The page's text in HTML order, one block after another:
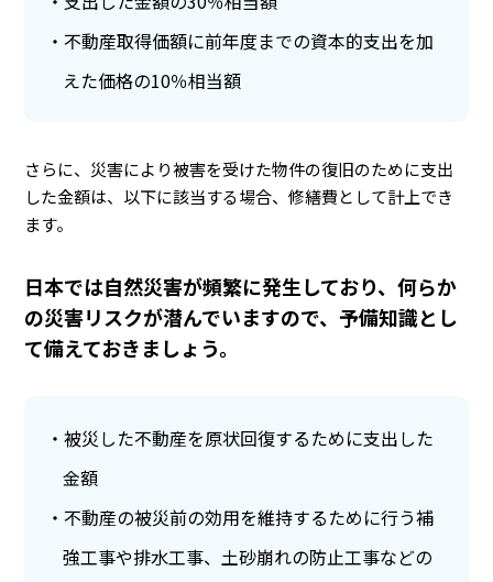
不動産取得価額に前年度までの資本的支出を加
えた価格の10％相当額
さらに、災害により被害を受けた物件の復旧のために支出
した金額は、以下に該当する場合、修繕費として計上でき
ます。
日本では自然災害が頻繁に発生しており、何らか
の災害リスクが潜んでいますので、予備知識とし
て備えておきましょう。
被災した不動産を原状回復するために支出した
金額
不動産の被災前の効用を維持するために行う補
強工事や排水工事、土砂崩れの防止工事などの